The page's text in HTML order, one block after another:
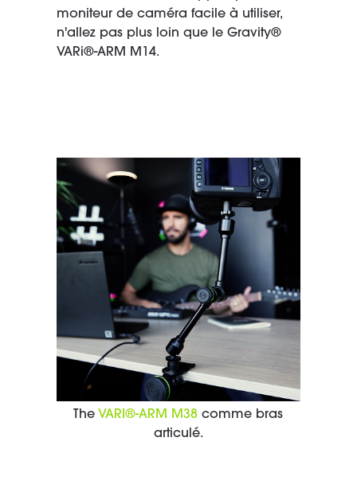
moniteur de caméra facile à utiliser,
n'allez pas plus loin que le Gravity®
VARi®-ARM M14.
The VARI®-ARM M38 comme bras
articulé.